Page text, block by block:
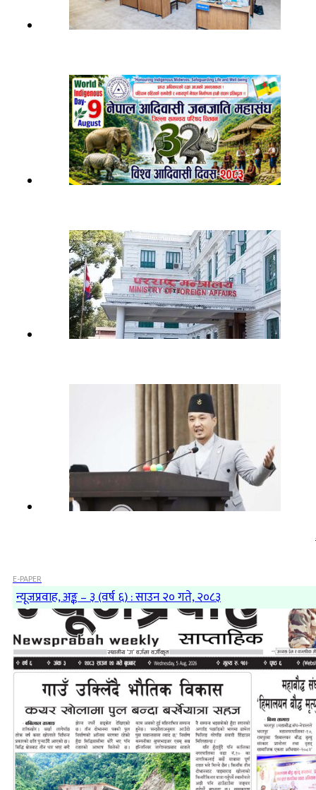
E-PAPER
न्यूजप्रवाह, अङ्क – ३ (वर्ष ६) : साउन २० गते, २०८३